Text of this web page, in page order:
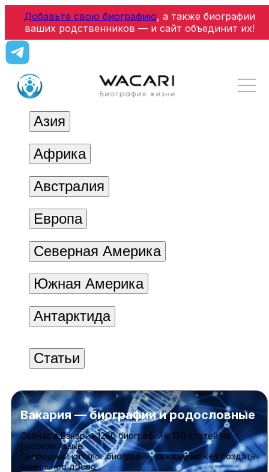
Добавьте свою биографию, а также биографии
ваших родственников — и сайт объединит их!
Азия
Африка
Австралия
Европа
Северная Америка
Южная Америка
Антарктида
Статьи
Вакария — биографии и родословные
Cейчас в Вакарии1260 биографийи170 статейна
русском языке
Свободный каталог биографий, каждый может создать
фамильное древо